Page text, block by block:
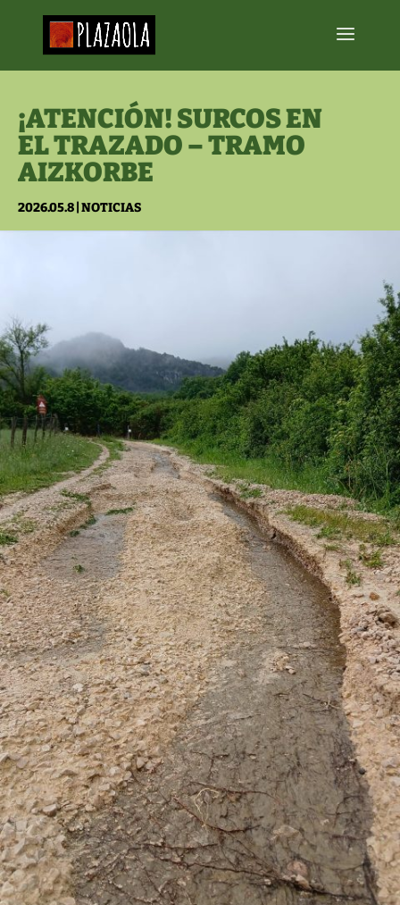
¡ATENCIÓN! SURCOS EN
EL TRAZADO – TRAMO
AIZKORBE
2026.05.8 NOTICIAS